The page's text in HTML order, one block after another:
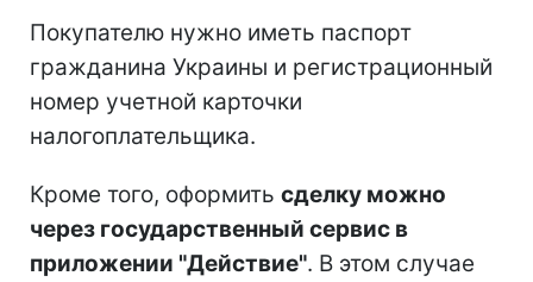
Покупателю нужно иметь паспорт
гражданина Украины и регистрационный
номер учетной карточки
налогоплательщика.
Кроме того, оформить сделку можно
через государственный сервис в
приложении "Действие". В этом случае